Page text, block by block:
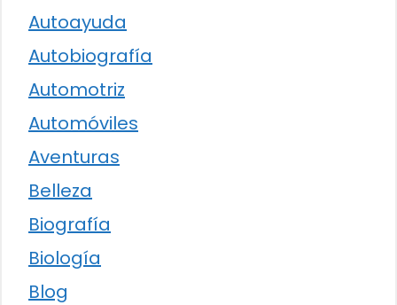
Autoayuda
Autobiografía
Automotriz
Automóviles
Aventuras
Belleza
Biografía
Biología
Blog